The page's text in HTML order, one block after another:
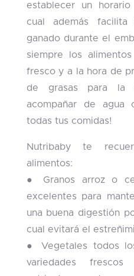
establecer un
cual además
ganado durante el
siempre los
fresco y a la hora de
de grasas para la
acompañar de agua
todas tus comidas!
Nutribaby te
alimentos:
● Granos arroz o
excelentes para
una buena digestión
cual evitará el
● Vegetales todos
variedades frescos